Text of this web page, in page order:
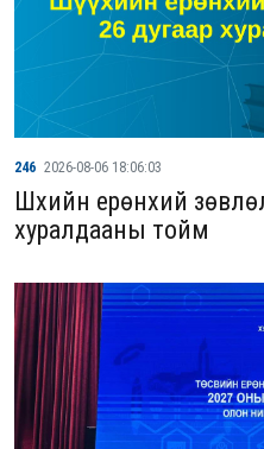
246 2026-08-06 18:06:03
Шүүхийн ерөнхий
хуралдааны тойм